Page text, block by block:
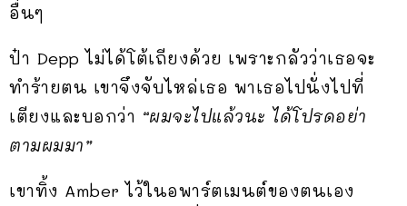
อื่นๆ
ป๋า Depp ไม่ได้โต้เถียงด้วย เพราะกลัวว่าเธอจะ
ทำร้ายตน เขาจึงจับไหล่เธอ พาเธอไปนั่งไปที่
เตียงและบอกว่า “ผมจะไปแล้วนะ ได้โปรดอย่า
ตามผมมา”
เขาทิ้ง Amber ไว้ในอพาร์ตเมนต์ของตนเอง